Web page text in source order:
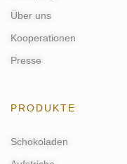
Über uns
Kooperationen
Presse
PRODUKTE
Schokoladen